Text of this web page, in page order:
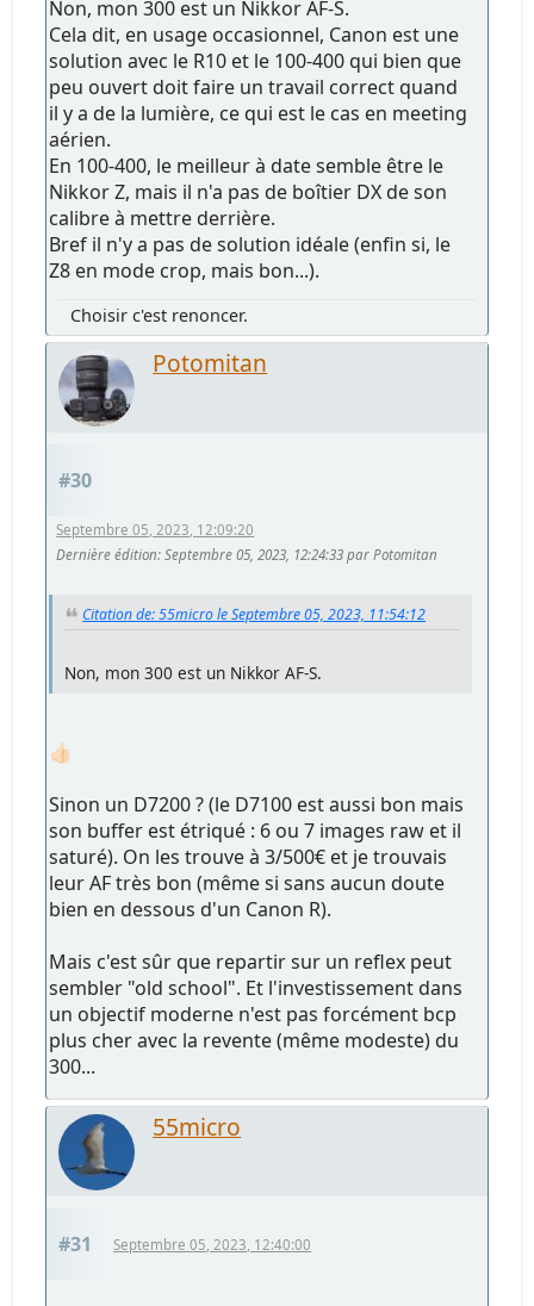
Non, mon 300 est un Nikkor AF-S.
Cela dit, en usage occasionnel, Canon est une
solution avec le R10 et le 100-400 qui bien que
peu ouvert doit faire un travail correct quand
il y a de la lumière, ce qui est le cas en meeting
aérien.
En 100-400, le meilleur à date semble être le
Nikkor Z, mais il n'a pas de boîtier DX de son
calibre à mettre derrière.
Bref il n'y a pas de solution idéale (enfin si, le
Z8 en mode crop, mais bon...).
Choisir c'est renoncer.
Potomitan
#30
Septembre 05, 2023, 12:09:20
Dernière édition: Septembre 05, 2023, 12:24:33 par Potomitan
Citation de: 55micro le Septembre 05, 2023, 11:54:12
Non, mon 300 est un Nikkor AF-S.
👍🏻
Sinon un D7200 ? (le D7100 est aussi bon mais
son buffer est étriqué : 6 ou 7 images raw et il
saturé). On les trouve à 3/500€ et je trouvais
leur AF très bon (même si sans aucun doute
bien en dessous d'un Canon R).
Mais c'est sûr que repartir sur un reflex peut
sembler "old school". Et l'investissement dans
un objectif moderne n'est pas forcément bcp
plus cher avec la revente (même modeste) du
300...
55micro
#31 Septembre 05, 2023, 12:40:00